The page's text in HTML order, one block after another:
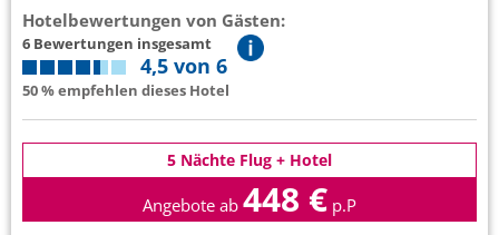
Hotelbewertungen von Gästen:
6 Bewertungen insgesamt
4,5 von 6
50 % empfehlen dieses Hotel
5 Nächte Flug + Hotel
Angebote ab 448 € p.P